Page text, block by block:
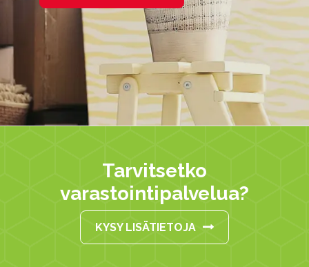
Tarvitsetko
varastointipalvelua?
KYSY LISÄTIETOJA